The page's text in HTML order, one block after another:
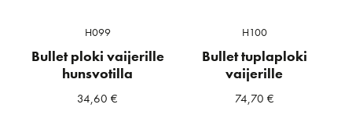
H099
Bullet ploki vaijerille
hunsvotilla
34,60€
H100
Bullet tuplaploki
vaijerille
74,70 €